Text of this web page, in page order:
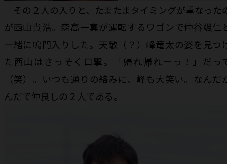
その２人の入りと、たまたまタイミングが重なった
が西山貴浩。森高一真が運転するワゴンで仲谷颯仁
一緒に鳴門入りした。天敵（？）峰竜太の姿を見つ
た西山はさっそく口撃。「帰れ帰れーっ！」だっ
（笑）。いつも通りの絡みに、峰も大笑い。なんだ
んだで仲良しの２人である。